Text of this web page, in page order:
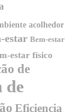
acolhedor
estar Bem-estar
estar físico
de
de
Eficiencia